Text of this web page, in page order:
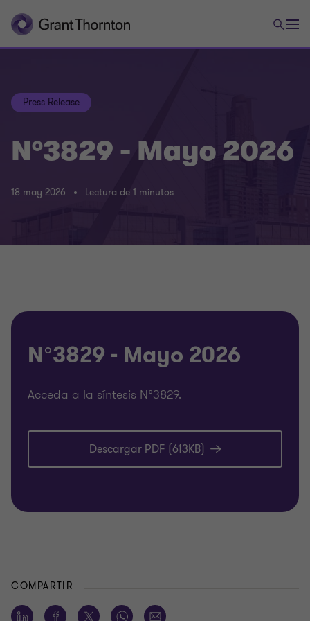
Press Release
N°3829 - Mayo 2026
18 may 2026 Lectura de 1 minutos
N°3829 - Mayo 2026
Acceda a la síntesis N°3829.
Descargar PDF (613KB)
COMPARTIR